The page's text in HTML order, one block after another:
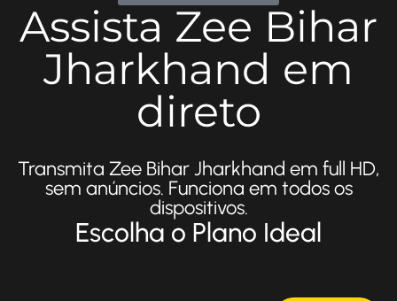
Assista Zee Bihar
Jharkhand em
direto
Transmita Zee Bihar Jharkhand em full HD,
sem anúncios. Funciona em todos os
dispositivos.
Escolha o Plano Ideal